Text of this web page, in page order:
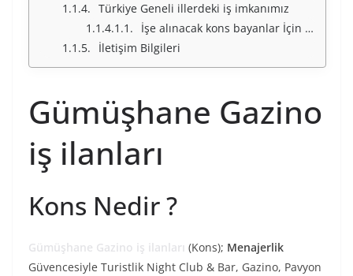
Türkiye Geneli illerdeki iş imkanımız
İşe alınacak kons bayanlar İçin Türkiye Geneli İllerimiz
İletişim Bilgileri
Gümüşhane Gazino
iş ilanları
Kons Nedir ?
Gümüşhane Gazino iş ilanları (Kons); Menajerlik
Güvencesiyle Turistlik Night Club & Bar, Gazino, Pavyon